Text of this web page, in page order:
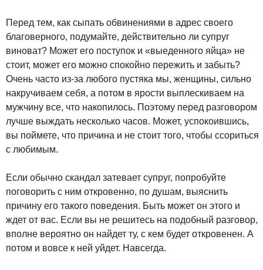
Перед тем, как сыпать обвинениями в адрес своего
благоверного, подумайте, действительно ли супруг
виноват? Может его поступок и «выеденного яйца» не
стоит, может его можно спокойно пережить и забыть?
Очень часто из-за любого пустяка мы, женщины, сильно
накручиваем себя, а потом в ярости выплескиваем на
мужчину все, что накопилось. Поэтому перед разговором
лучше выждать несколько часов. Может, успокоившись,
вы поймете, что причина и не стоит того, чтобы ссориться
с любимым.
Если обычно скандал затевает супруг, попробуйте
поговорить с ним откровенно, по душам, выяснить
причину его такого поведения. Быть может он этого и
ждет от вас. Если вы не решитесь на подобный разговор,
вполне вероятно он найдет ту, с кем будет откровенен. А
потом и вовсе к ней уйдет. Навсегда.